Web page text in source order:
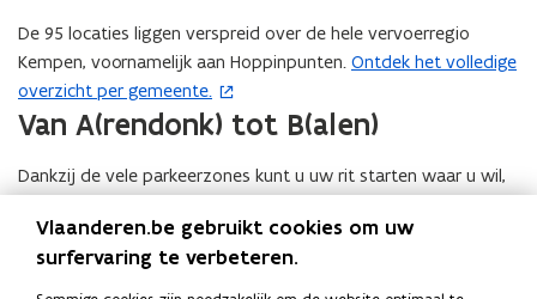
De 95 locaties liggen verspreid over de hele vervoerregio
Kempen, voornamelijk aan Hoppinpunten. Ontdek het volledige
overzicht per gemeente.
(
p
n
i
n
Van A(rendonk) tot B(alen)
Dankzij de vele parkeerzones kunt u uw rit starten waar u wil,
hoe mobiliteit vandaag zou moeten werken: flexibel, elektrisch
en deelbaar.
Vlaanderen.be gebruikt cookies om uw
surfervaring te verbeteren.